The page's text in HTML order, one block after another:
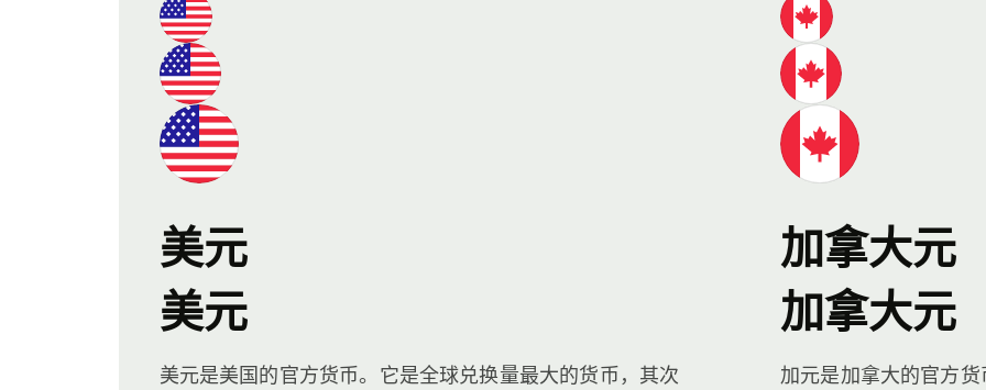
美元
美元
美元是美国的官方货币。它是全球兑换量最大的货币，其次
加拿大元
加拿大元
加元是加拿大的官方